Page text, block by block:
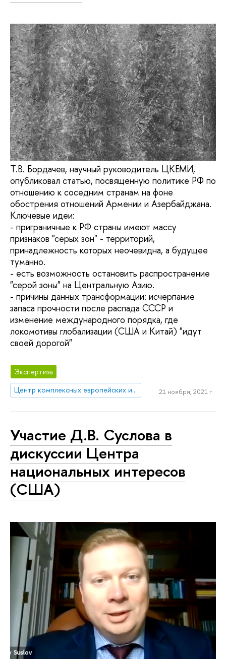
Т.В. Бордачев, научный руководитель ЦКЕМИ,
опубликовал статью, посвященную политике РФ по
отношению к соседним странам на фоне
обострения отношений Армении и Азербайджана.
Ключевые идеи:
- приграничные к РФ страны имеют массу
признаков "серых зон" - территорий,
принадлежность которых неочевидна, а будущее
туманно.
- есть возможность остановить распространение
"серой зоны" на Центральную Азию.
- причины данных трансформации: исчерпание
запаса прочности после распада СССР и
изменение международного порядка, где
локомотивы глобализации (США и Китай) "идут
своей дорогой"
Экспертиза
Центр комплексных европейских и международных исследований (ЦКЕМИ)
21 ноября, 2021 г.
Участие Д.В. Суслова в
дискуссии Центра
национальных интересов
(США)